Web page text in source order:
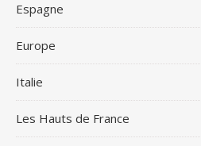
Espagne
Europe
Italie
Les Hauts de France